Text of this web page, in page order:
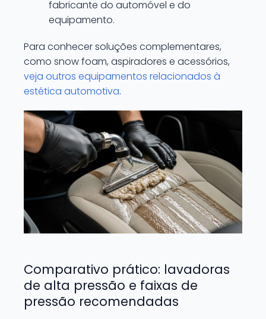
fabricante do automóvel e do
equipamento.
Para conhecer soluções complementares,
como snow foam, aspiradores e acessórios,
veja outros equipamentos relacionados à
estética automotiva.
Comparativo prático: lavadoras
de alta pressão e faixas de
pressão recomendadas